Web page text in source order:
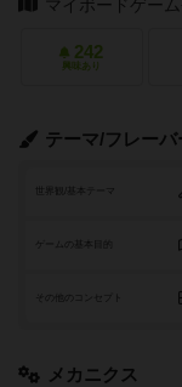
マイボードゲー
242
興味あり
テーマ/フレーバ
世界観/基本テーマ
その他のコンセプト
メカニクス